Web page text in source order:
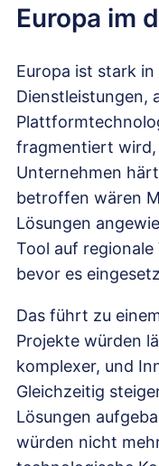
Europa im
Europa ist stark
Dienstleistungen,
fragmentiert
Unternehmen
betroffen wären
Lösungen
Tool auf
bevor es
Das führt zu
Projekte würden
komplexer, und
Gleichzeitig
Lösungen
würden nicht